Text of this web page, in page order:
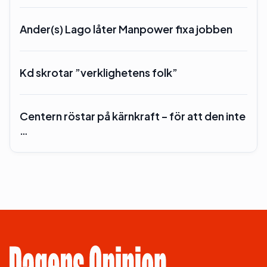
Ander(s) Lago låter Manpower fixa jobben
Kd skrotar ”verklighetens folk”
Centern röstar på kärnkraft – för att den inte
…